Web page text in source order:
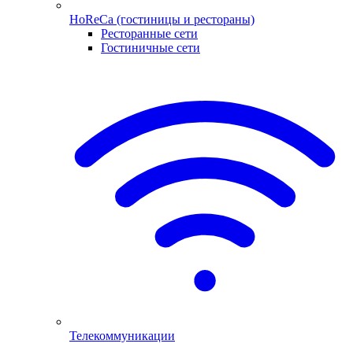
HoReCa (гостиницы и рестораны)
Ресторанные сети
Гостиничные сети
Телекоммуникации